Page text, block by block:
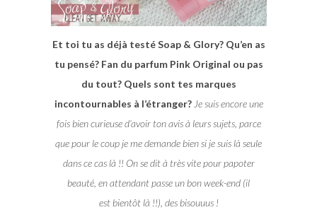
Et toi tu as déjà testé Soap & Glory? Qu’en as
tu pensé? Fan du parfum Pink Original ou pas
du tout? Quels sont tes marques
incontournables à l’étranger?Je suis encore une
fois bien curieuse d’avoir ton avis à leurs sujets, parce
que pour le coup je me demande bien si je suis là seule
dans ce cas là !! On se dit à très vite pour papoter
beauté, en attendant passe un bon week-end (il
est bientôt là !!), des bisouuus !